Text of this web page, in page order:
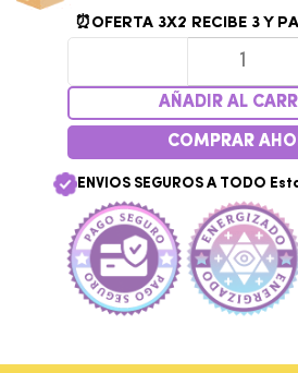
⏰OFERTA 3X2 RECIBE 3 Y
AÑADIR AL
COMPRAR
ENVIOS SEGUROS A TODO